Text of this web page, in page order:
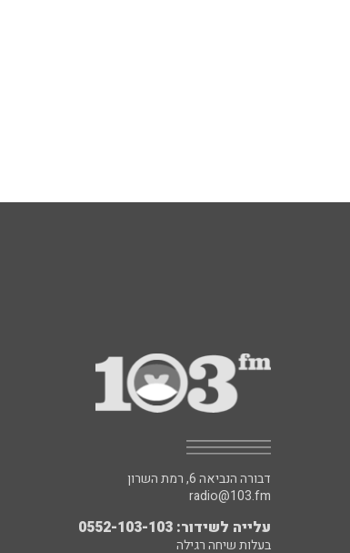
דבורה הנביאה 6, רמת השרון
radio@103.fm
עלייה לשידור: 0552-103-103
בעלות שיחה רגילה